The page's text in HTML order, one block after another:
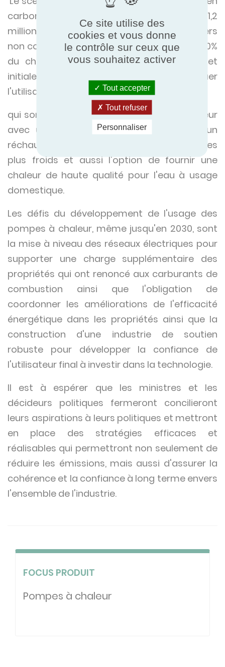
carbone comprend l'adoption rentable de 1,2
million de pompes à chaleur dans les foyers
non connectés au réseau de gaz ainsi que 20%
du chauffage non résidentiel d'ici 2030, et
initialement le déploiement pourrait impliquer
l'utilisation de pompes à chaleur hybrides ’
qui sont généralement des pompes à chaleur
avec une petite chaudière pour fournir un
réchauffement de secours pour les jours les
plus froids et aussi l'option de fournir une
chaleur de haute qualité pour l'eau à usage
domestique.
Les défis du développement de l'usage des
pompes à chaleur, même jusqu'en 2030, sont
la mise à niveau des réseaux électriques pour
supporter une charge supplémentaire des
propriétés qui ont renoncé aux carburants de
combustion ainsi que l'obligation de
coordonner les améliorations de l'efficacité
énergétique dans les propriétés ainsi que la
construction d'une industrie de soutien
robuste pour développer la confiance de
l'utilisateur final à investir dans la technologie.
Il est à espérer que les ministres et les
décideurs politiques fermeront concilieront
leurs aspirations à leurs politiques et mettront
en place des stratégies efficaces et
réalisables qui permettront non seulement de
réduire les émissions, mais aussi d'assurer la
cohérence et la confiance à long terme envers
l'ensemble de l'industrie.
FOCUS PRODUIT
Pompes à chaleur
Ce site utilise des
cookies et vous donne
le contrôle sur ceux que
vous souhaitez activer
Tout accepter
Tout refuser
Personnaliser